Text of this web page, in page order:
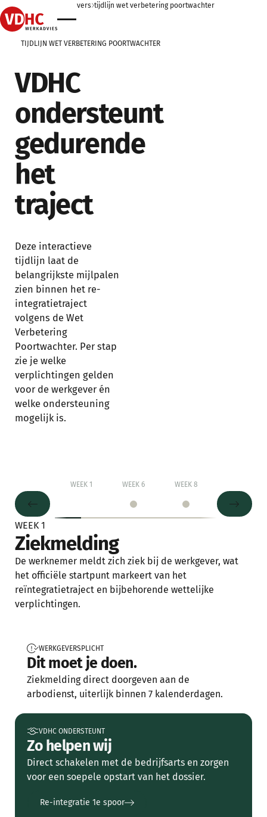
home
home voor werkgevers tijdlijn wet verbetering poortwachter
home
TIJDLIJN WET VERBETERING POORTWACHTER
VDHC
ondersteunt
gedurende
het
traject
Deze interactieve
tijdlijn laat de
belangrijkste mijlpalen
zien binnen het re-
integratietraject
volgens de Wet
Verbetering
Poortwachter. Per stap
zie je welke
verplichtingen gelden
voor de werkgever én
welke ondersteuning
mogelijk is.
Button Text
WEEK 1 WEEK 6 WEEK 8
Button
WEEK 1
Ziekmelding
De werknemer meldt zich ziek bij de werkgever, wat
het officiële startpunt markeert van het
reïntegratietraject en bijbehorende wettelijke
verplichtingen.
WERKGEVERSPLICHT
Dit moet je doen.
Ziekmelding direct doorgeven aan de
arbodienst, uiterlijk binnen 7 kalenderdagen.
VDHC ONDERSTEUNT
Zo helpen wij
Direct schakelen met de bedrijfsarts en zorgen
voor een soepele opstart van het dossier.
Re-integratie 1e spoor
Re-integratie 1e spoor